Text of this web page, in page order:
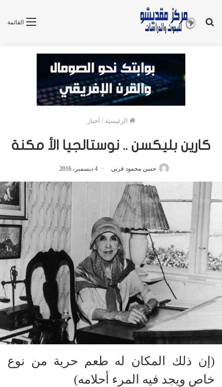
القائمة
بحث
الرئيسية / أخبار
كارين بليكسن .. نوستالجيا الأ مكنة
حسن محمود قرني 4 ديسمبر، 2016
( إن ذلك المكان له طعم حرية من نوع
خاص ويجد فيه المرء أحلامه)